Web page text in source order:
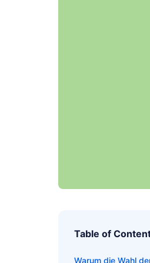
Table of
Warum die Wahl